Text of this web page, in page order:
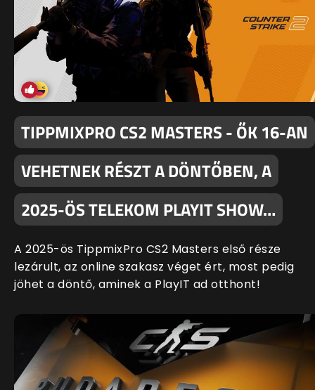
TIPPMIXPRO CS2 MASTERS - ŐK 16-AN
VEHETNEK RÉSZT A DÖNTŐBEN, A
2025-ÖS TELEKOM PLAYIT SHOW…
A 2025-ös TippmixPro CS2 Masters első része
lezárult, az online szakasz véget ért, most pedig
jöhet a döntő, aminek a PlayIT ad otthont!